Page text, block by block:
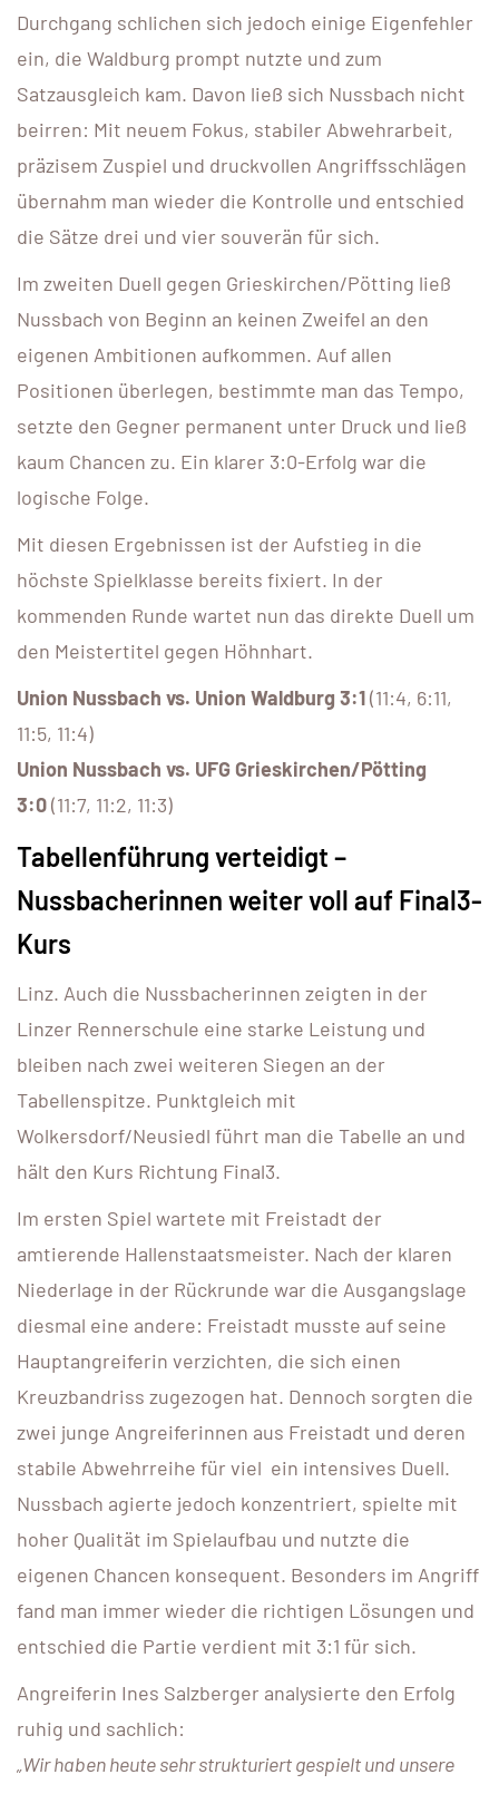
Durchgang schlichen sich jedoch einige Eigenfehler
ein, die Waldburg prompt nutzte und zum
Satzausgleich kam. Davon ließ sich Nussbach nicht
beirren: Mit neuem Fokus, stabiler Abwehrarbeit,
präzisem Zuspiel und druckvollen Angriffsschlägen
übernahm man wieder die Kontrolle und entschied
die Sätze drei und vier souverän für sich.
Im zweiten Duell gegen Grieskirchen/Pötting ließ
Nussbach von Beginn an keinen Zweifel an den
eigenen Ambitionen aufkommen. Auf allen
Positionen überlegen, bestimmte man das Tempo,
setzte den Gegner permanent unter Druck und ließ
kaum Chancen zu. Ein klarer 3:0-Erfolg war die
logische Folge.
Mit diesen Ergebnissen ist der Aufstieg in die
höchste Spielklasse bereits fixiert. In der
kommenden Runde wartet nun das direkte Duell um
den Meistertitel gegen Höhnhart.
Union Nussbach vs. Union Waldburg 3:1(11:4, 6:11,
11:5, 11:4)
Union Nussbach vs. UFG Grieskirchen/Pötting
3:0(11:7, 11:2, 11:3)
Tabellenführung verteidigt –
Nussbacherinnen weiter voll auf Final3-
Kurs
Linz. Auch die Nussbacherinnen zeigten in der
Linzer Rennerschule eine starke Leistung und
bleiben nach zwei weiteren Siegen an der
Tabellenspitze. Punktgleich mit
Wolkersdorf/Neusiedl führt man die Tabelle an und
hält den Kurs Richtung Final3.
Im ersten Spiel wartete mit Freistadt der
amtierende Hallenstaatsmeister. Nach der klaren
Niederlage in der Rückrunde war die Ausgangslage
diesmal eine andere: Freistadt musste auf seine
Hauptangreiferin verzichten, die sich einen
Kreuzbandriss zugezogen hat. Dennoch sorgten die
zwei junge Angreiferinnen aus Freistadt und deren
stabile Abwehrreihe für viel ein intensives Duell.
Nussbach agierte jedoch konzentriert, spielte mit
hoher Qualität im Spielaufbau und nutzte die
eigenen Chancen konsequent. Besonders im Angriff
fand man immer wieder die richtigen Lösungen und
entschied die Partie verdient mit 3:1 für sich.
Angreiferin Ines Salzberger analysierte den Erfolg
ruhig und sachlich:
„Wir haben heute sehr strukturiert gespielt und unsere